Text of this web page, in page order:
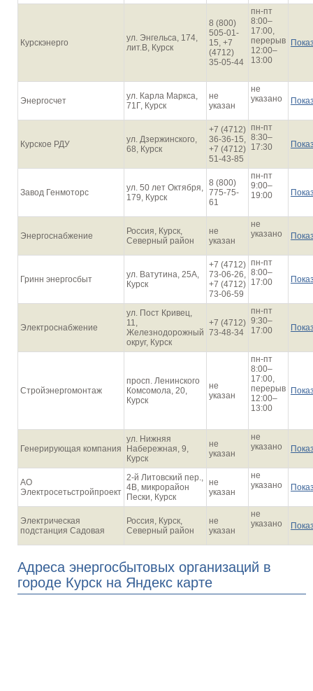
Курскэнерго
ул. Энгельса, 174,
лит.В, Курск
8 (800)
505-01-
15, +7
(4712)
35-05-44
пн-пт
8:00–
17:00,
перерыв
12:00–
13:00
Энергосчет
ул. Карла Маркса,
71Г, Курск
не
указан
не
указано
Курское РДУ
ул. Дзержинского,
68, Курск
+7 (4712)
36-36-15,
+7 (4712)
51-43-85
пн-пт
8:30–
17:30
Завод Генмоторс
ул. 50 лет Октября,
179, Курск
8 (800)
775-75-
61
пн-пт
9:00–
19:00
Энергоснабжение
Россия, Курск,
Северный район
не
указан
не
указано
Гринн энергосбыт
ул. Ватутина, 25А,
Курск
+7 (4712)
73-06-26,
+7 (4712)
73-06-59
пн-пт
8:00–
17:00
Электроснабжение
ул. Пост Кривец,
11,
Железнодорожный
округ, Курск
+7 (4712)
73-48-34
пн-пт
9:30–
17:00
Стройэнергомонтаж
просп. Ленинского
Комсомола, 20,
Курск
не
указан
пн-пт
8:00–
17:00,
перерыв
12:00–
13:00
Генерирующая компания
ул. Нижняя
Набережная, 9,
Курск
не
указан
не
указано
АО
Электросетьстройпроект
2-й Литовский пер.,
4В, микрорайон
Пески, Курск
не
указан
не
указано
Электрическая
подстанция Садовая
Россия, Курск,
Северный район
не
указан
не
указано
Адреса энергосбытовых организаций в
городе Курск на Яндекс карте